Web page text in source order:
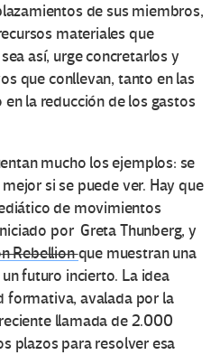
de sus miembros,
materiales que
así, urge concretarlos y
que conllevan, tanto en las
la reducción de los gastos
mucho los ejemplos: se
si se puede ver. Hay que
de movimientos
por Greta Thunberg, y
Rebellionque muestran una
futuro incierto. La idea
formativa, avalada por la
llamada de 2.000
plazos para resolver esa